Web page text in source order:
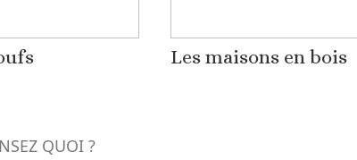
Les maisons en bois
QUOI ?